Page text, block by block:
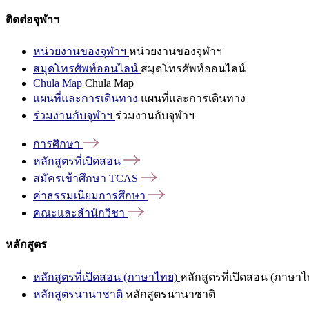
ติดต่อจุฬาฯ
หน่วยงานของจุฬาฯ หน่วยงานของจุฬาฯ
สมุดโทรศัพท์ออนไลน์ สมุดโทรศัพท์ออนไลน์
Chula Map Chula Map
แผนที่และการเดินทาง แผนที่และการเดินทาง
ร่วมงานกับจุฬาฯ ร่วมงานกับจุฬาฯ
การศึกษา
หลักสูตรที่เปิดสอน
สมัครเข้าศึกษา TCAS
ค่าธรรมเนียมการศึกษา
คณะและสำนักวิชา
หลักสูตร
หลักสูตรที่เปิดสอน (ภาษาไทย) หลักสูตรที่เปิดสอน (ภาษาไ
หลักสูตรนานาชาติ หลักสูตรนานาชาติ